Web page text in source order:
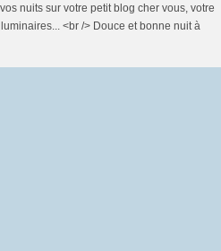
nuits sur votre petit blog cher vous, votre
<br /> Douce et bonne nuit à